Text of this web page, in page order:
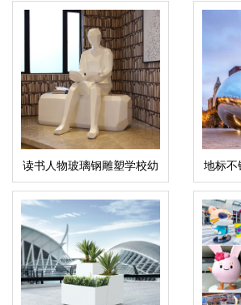
读书人物玻璃钢雕塑学校幼
儿园雕塑摆件
地标不